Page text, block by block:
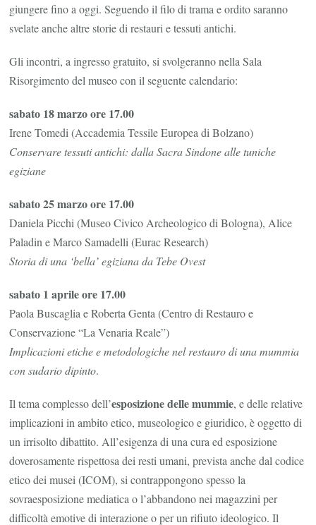
giungere fino a oggi. Seguendo il filo di trama e ordito saranno
svelate anche altre storie di restauri e tessuti antichi.
Gli incontri, a ingresso gratuito, si svolgeranno nella Sala
Risorgimento del museo con il seguente calendario:
sabato 18 marzo ore 17.00
Irene Tomedi (Accademia Tessile Europea di Bolzano)
Conservare tessuti antichi: dalla Sacra Sindone alle tuniche
egiziane
sabato 25 marzo ore 17.00
Daniela Picchi (Museo Civico Archeologico di Bologna), Alice
Paladin e Marco Samadelli (Eurac Research)
Storia di una ‘bella’ egiziana da Tebe Ovest
sabato 1 aprile ore 17.00
Paola Buscaglia e Roberta Genta (Centro di Restauro e
Conservazione “La Venaria Reale”)
Implicazioni etiche e metodologiche nel restauro di una mummia
con sudario dipinto.
Il tema complesso dell’esposizione delle mummie, e delle relative
implicazioni in ambito etico, museologico e giuridico, è oggetto di
un irrisolto dibattito. All’esigenza di una cura ed esposizione
doverosamente rispettosa dei resti umani, prevista anche dal codice
etico dei musei (ICOM), si contrappongono spesso la
sovraesposizione mediatica o l’abbandono nei magazzini per
difficoltà emotive di interazione o per un rifiuto ideologico. Il